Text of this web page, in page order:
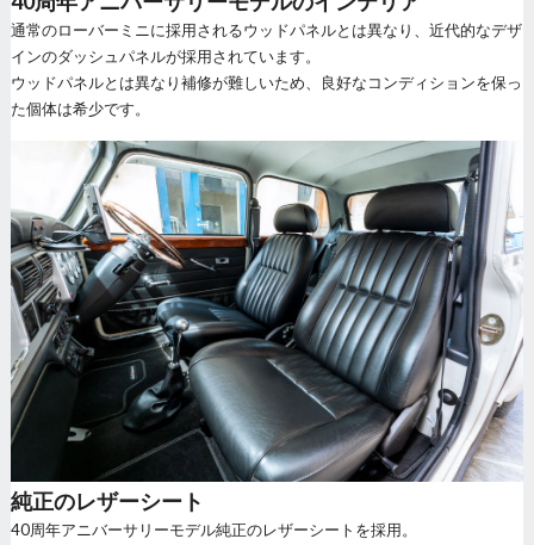
通常のローバーミニに採用されるウッドパネルとは異なり、近代的なデザ
インのダッシュパネルが採用されています。
ウッドパネルとは異なり補修が難しいため、良好なコンディションを保っ
た個体は希少です。
純正のレザーシート
40周年アニバーサリーモデル純正のレザーシートを採用。